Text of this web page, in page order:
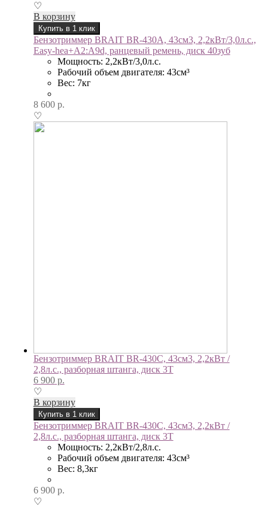
♡
В корзину
Купить в 1 клик
Бензотриммер BRAIT BR-430A, 43см3, 2,2кВт/3,0л.с.,
Easy-hea+A2:A9d, ранцевый ремень, диск 40зуб
Мощность: 2,2кВт/3,0л.с.
Рабочий объем двигателя: 43см³
Вес: 7кг
8 600р.
♡
Бензотриммер BRAIT BR-430С, 43см3, 2,2кВт /
2,8л.с., разборная штанга, диск 3Т
6 900р.
♡
В корзину
Купить в 1 клик
Бензотриммер BRAIT BR-430С, 43см3, 2,2кВт /
2,8л.с., разборная штанга, диск 3Т
Мощность: 2,2кВт/2,8л.с.
Рабочий объем двигателя: 43см³
Вес: 8,3кг
6 900р.
♡